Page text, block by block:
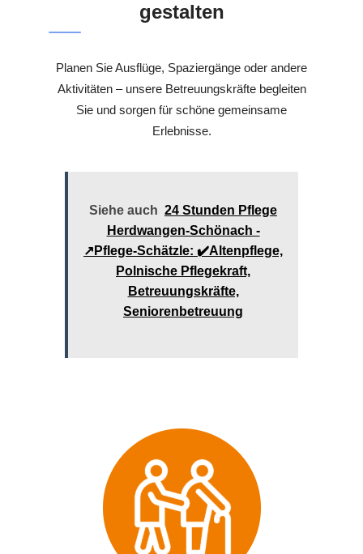
gestalten
Planen Sie Ausflüge, Spaziergänge oder andere
Aktivitäten – unsere Betreuungskräfte begleiten
Sie und sorgen für schöne gemeinsame
Erlebnisse.
Siehe auch 24 Stunden Pflege
Herdwangen-Schönach -
↗️Pflege-Schätzle: ✔️Altenpflege,
Polnische Pflegekraft,
Betreuungskräfte,
Seniorenbetreuung